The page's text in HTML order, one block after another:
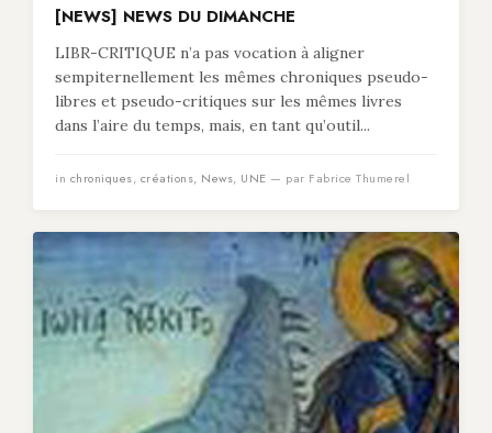
[NEWS] NEWS DU DIMANCHE
LIBR-CRITIQUE n’a pas vocation à aligner
sempiternellement les mêmes chroniques pseudo-
libres et pseudo-critiques sur les mêmes livres
dans l’aire du temps, mais, en tant qu’outil...
in chroniques, créations, News, UNE — par Fabrice Thumerel